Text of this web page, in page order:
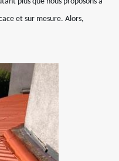
et sur mesure. Alors,